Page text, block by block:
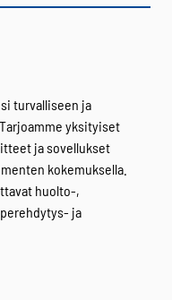
turvalliseen ja
yksityiset
ja sovellukset
kokemuksella.
huolto-,
ja